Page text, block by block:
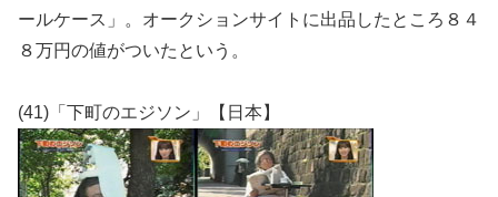
ールケース」。オークションサイトに出品したところ８４
８万円の値がついたという。
(41)「下町のエジソン」【日本】